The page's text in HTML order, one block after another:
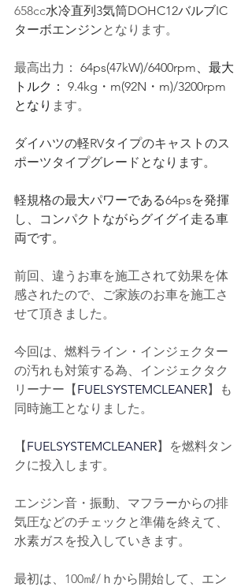
658cc水冷直列3気筒DOHC12バルブIC
ターボエンジンとなります。
最高出力： 64ps(47kW)/6400rpm、最大
トルク： 9.4kg・m(92N・m)/3200rpm
となり ます。
ダイハツの軽RVタイプのキャストのス
ポーツタイプグレードとなります。
軽規格の最大パワーである64psを発揮
し、コンパクトながらグイグイ走る車
両です。
前回、違うお車を施工されて効果を体
感されたので、ご家族のお車を施工さ
せて頂きました。
今回は、燃料ライン・インジェクター
の汚れも対策する為、インジェクタク
リーナー【FUELSYSTEMCLEANER】も
同時施工となりました。
【FUELSYSTEMCLEANER】を燃料タン
クに投入します。
エンジン音・振動、マフラーからの排
気圧などのチェックと準備を終えて、
水素ガスを投入していきます。
最初は、100㎖/ｈから開始して、エン